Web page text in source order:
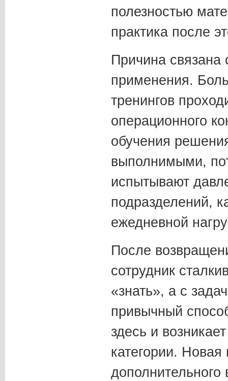
полезностью
практика после
Причина связана
применения.
тренингов
операционного
обучения
выполнимыми,
испытывают
подразделений,
ежедневной
После
сотрудник
«знать», а с
привычный
здесь и
категории. Новая